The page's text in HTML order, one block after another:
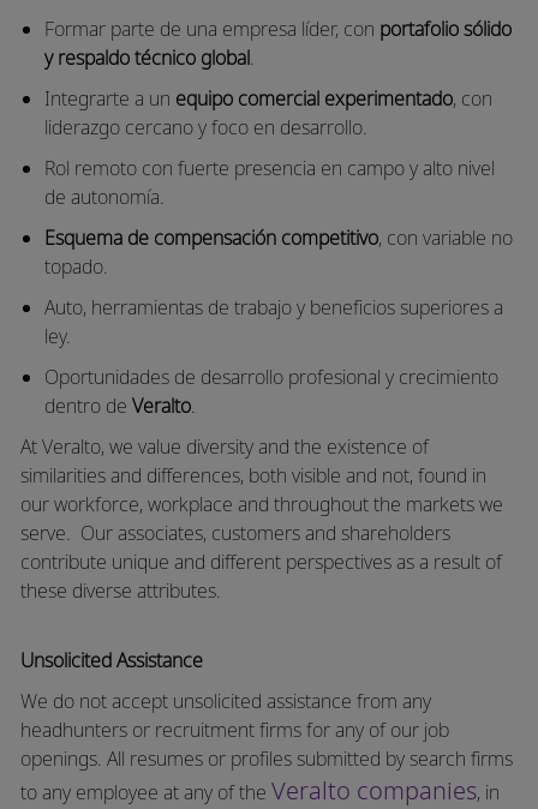
Formar parte de una empresa líder, con portafolio sólido
y respaldo técnico global.
Integrarte a un equipo comercial experimentado, con
liderazgo cercano y foco en desarrollo.
Rol remoto con fuerte presencia en campo y alto nivel
de autonomía.
Esquema de compensación competitivo, con variable no
topado.
Auto, herramientas de trabajo y beneficios superiores a
ley.
Oportunidades de desarrollo profesional y crecimiento
dentro de Veralto.
At Veralto, we value diversity and the existence of
similarities and differences, both visible and not, found in
our workforce, workplace and throughout the markets we
serve. Our associates, customers and shareholders
contribute unique and different perspectives as a result of
these diverse attributes.
Unsolicited Assistance
We do not accept unsolicited assistance from any
headhunters or recruitment firms for any of our job
openings. All resumes or profiles submitted by search firms
to any employee at any of the Veralto companies, in